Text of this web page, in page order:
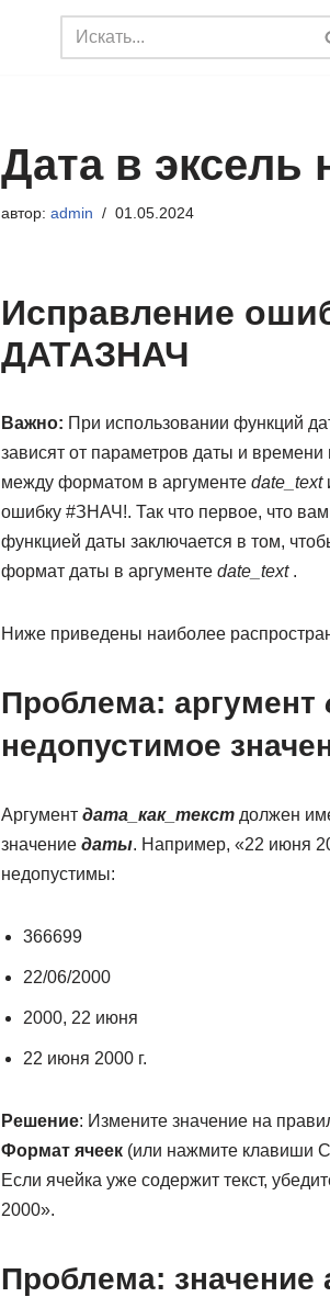
Дата в эксель
автор: admin 01.05.2024
Исправление
ДАТАЗНАЧ
Важно: При использовании функций
зависят от параметров даты и
между форматом в аргументе date_text
ошибку #ЗНАЧ!. Так что первое, что
функцией даты заключается в том,
формат даты в аргументе date_text.
Ниже приведены наиболее
Проблема: аргумент
недопустимое
Аргумент дата_как_текстдолжен
значение даты. Например, «22 июня
недопустимы:
366699
22/06/2000
2000, 22 июня
22 июня 2000 г.
Решение: Измените значение на
Формат ячеек(или нажмите клавиши
Если ячейка уже содержит текст,
2000».
Проблема: значение